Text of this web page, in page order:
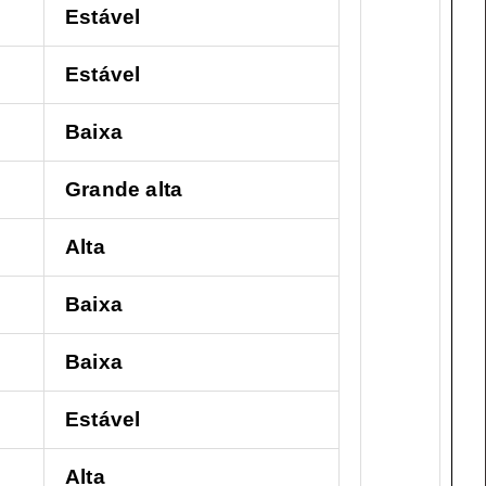
Estável
Estável
Baixa
Grande alta
Alta
Baixa
Baixa
Estável
Alta